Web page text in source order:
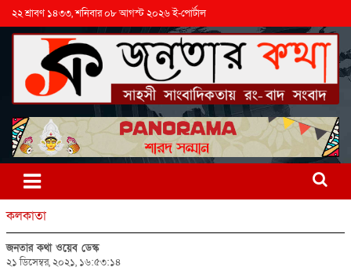
২২ শ্রাবণ ১৪৩৩, শনিবার ০৮ আগস্ট ২০২৬ ই-পোর্টাল
কলকাতা
জনতার কথা ওয়েব ডেস্ক
২১ ডিসেম্বর, ২০২১, ১৬:৫৩:১৪